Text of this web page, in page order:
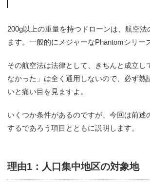
200g以上の重量を持つドローンは、航空法
ます。一般的にメジャーなPhantomシリー
その航空法は法律として、きちんと成立し
なかった」は全く通用しないので、必ず熟
いと痛い目を見ますよ。
いくつか条件があるのですが、今回は前述
するであろう項目とともに説明します。
理由1：人口集中地区の対象地